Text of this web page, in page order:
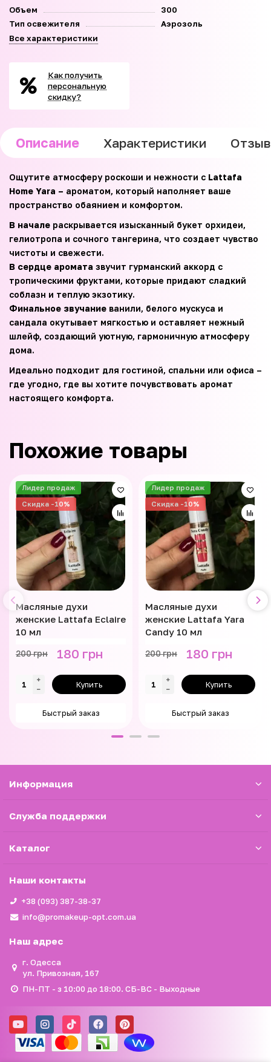
Объем
300
Тип освежителя
Аэрозоль
Все характеристики
Как получить
персональную
скидку?
Описание Характеристики
Ощутите атмосферу роскоши и нежности с Lattafa
Home Yara – ароматом, который наполняет ваше
пространство обаянием и комфортом.
В начале раскрывается изысканный букет орхидеи,
гелиотропа и сочного тангерина, что создает чувство
чистоты и свежести.
В сердце аромата звучит гурманский аккорд с
тропическими фруктами, которые придают сладкий
соблазн и теплую экзотику.
Финальное звучание ванили, белого мускуса и
сандала окутывает мягкостью и оставляет нежный
шлейф, создающий уютную, гармоничную атмосферу
дома.
Идеально подходит для гостиной, спальни или офиса –
где угодно, где вы хотите почувствовать аромат
настоящего комфорта.
Похожие товары
Лидер продаж
Скидка -10%
Масляные духи
женские Lattafa Eclaire
10 мл
200 грн 180 грн
Купить
Быстрый заказ
Лидер продаж
Скидка -10%
Масляные духи
женские Lattafa Yara
Candy 10 мл
200 грн 180 грн
Купить
Быстрый заказ
Информация
Служба поддержки
Каталог
Наши контакты
+38 (093) 387-38-37
info@promakeup-opt.com.ua
Наш адрес
г. Одесса
ул. Привозная, 167
ПН-ПТ - з 10:00 до 18:00. СБ-ВС - Выходные